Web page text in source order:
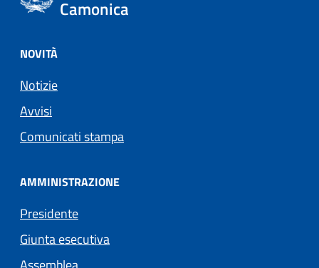
Camonica
NOVITÀ
Notizie
Avvisi
Comunicati stampa
AMMINISTRAZIONE
Presidente
Giunta esecutiva